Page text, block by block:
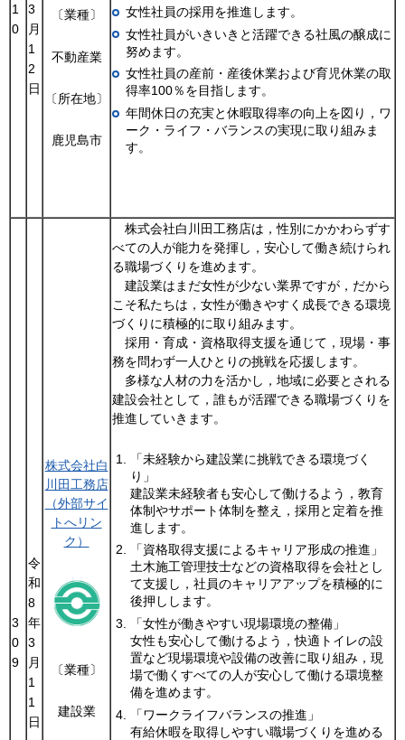
1
0
3
月
1
2
日
〔業種〕
不動産業
〔所在地〕
鹿児島市
女性社員の採用を推進します。
女性社員がいきいきと活躍できる社風の醸成に
努めます。
女性社員の産前・産後休業および育児休業の取
得率100％を目指します。
年間休日の充実と休暇取得率の向上を図り，ワ
ーク・ライフ・バランスの実現に取り組みま
す。
3
0
9
令
和
8
年
3
月
1
1
日
株式会社白
川田工務店
（外部サイ
トへリン
ク）
〔業種〕
建設業
株式会社白川田工務店は，性別にかかわらずす
べての人が能力を発揮し，安心して働き続けられ
る職場づくりを進めます。
建設業はまだ女性が少ない業界ですが，だから
こそ私たちは，女性が働きやすく成長できる環境
づくりに積極的に取り組みます。
採用・育成・資格取得支援を通じて，現場・事
務を問わず一人ひとりの挑戦を応援します。
多様な人材の力を活かし，地域に必要とされる
建設会社として，誰もが活躍できる職場づくりを
推進していきます。
「未経験から建設業に挑戦できる環境づく
り」
建設業未経験者も安心して働けるよう，教育
体制やサポート体制を整え，採用と定着を推
進します。
「資格取得支援によるキャリア形成の推進」
土木施工管理技士などの資格取得を会社とし
て支援し，社員のキャリアアップを積極的に
後押しします。
「女性が働きやすい現場環境の整備」
女性も安心して働けるよう，快適トイレの設
置など現場環境や設備の改善に取り組み，現
場で働くすべての人が安心して働ける環境整
備を進めます。
「ワークライフバランスの推進」
有給休暇を取得しやすい職場づくりを進める